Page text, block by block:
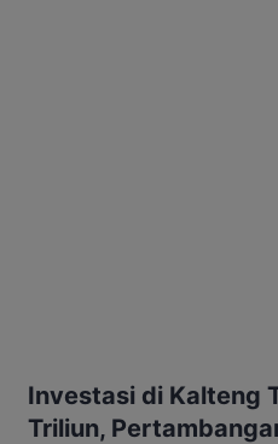
Investasi di Kalteng
Triliun,